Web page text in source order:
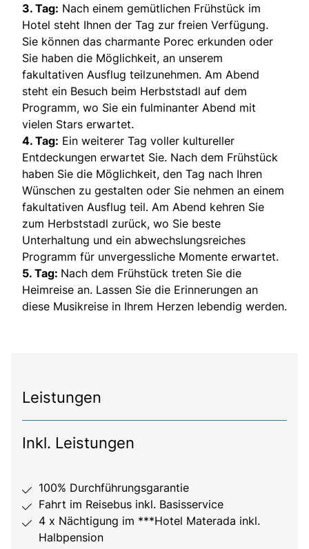
3. Tag: Nach einem gemütlichen Frühstück im
Hotel steht Ihnen der Tag zur freien Verfügung.
Sie können das charmante Porec erkunden oder
Sie haben die Möglichkeit, an unserem
fakultativen Ausflug teilzunehmen. Am Abend
steht ein Besuch beim Herbststadl auf dem
Programm, wo Sie ein fulminanter Abend mit
vielen Stars erwartet.
4. Tag: Ein weiterer Tag voller kultureller
Entdeckungen erwartet Sie. Nach dem Frühstück
haben Sie die Möglichkeit, den Tag nach Ihren
Wünschen zu gestalten oder Sie nehmen an einem
fakultativen Ausflug teil. Am Abend kehren Sie
zum Herbststadl zurück, wo Sie beste
Unterhaltung und ein abwechslungsreiches
Programm für unvergessliche Momente erwartet.
5. Tag: Nach dem Frühstück treten Sie die
Heimreise an. Lassen Sie die Erinnerungen an
diese Musikreise in Ihrem Herzen lebendig werden.
Leistungen
Inkl. Leistungen
100% Durchführungsgarantie
Fahrt im Reisebus inkl. Basisservice
4 x Nächtigung im ***Hotel Materada inkl.
Halbpension